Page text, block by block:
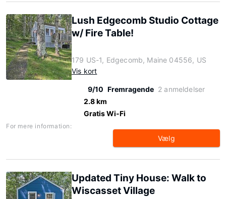
Lush Edgecomb Studio Cottage
w/ Fire Table!
179 US-1, Edgecomb, Maine 04556, US
Vis kort
9/10 Fremragende 2 anmeldelser
2.8 km
Gratis Wi-Fi
For mere information:
Vælg
Updated Tiny House: Walk to
Wiscasset Village